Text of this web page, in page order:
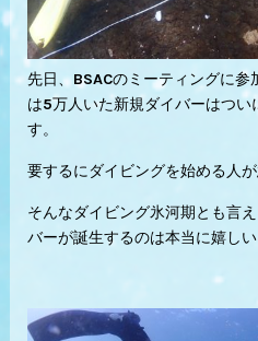
先日、BSACのミーティングに
は5万人いた新規ダイバーはつ
す。
要するにダイビングを始める人
そんなダイビング氷河期とも言
バーが誕生するのは本当に嬉しい